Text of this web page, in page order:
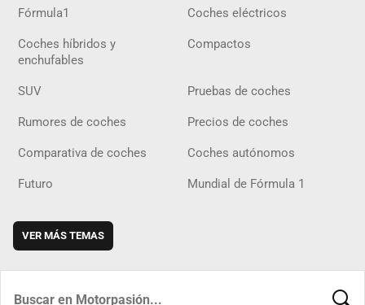
Fórmula1 Coches eléctricos
Coches híbridos y
enchufables
Compactos
SUV Pruebas de coches
Rumores de coches Precios de coches
Comparativa de coches Coches autónomos
Futuro Mundial de Fórmula 1
VER MÁS TEMAS